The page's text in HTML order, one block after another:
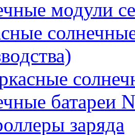
модули
батареи
заряда